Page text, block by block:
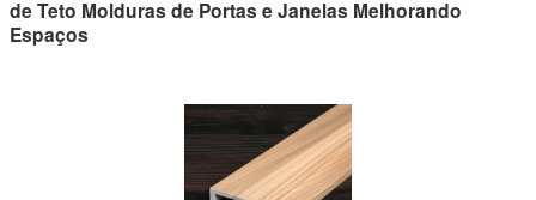
de Teto Molduras de Portas e Janelas Melhorando
Espaços